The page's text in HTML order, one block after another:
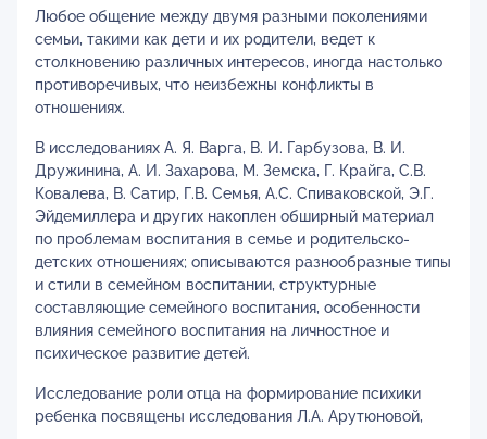
Любое общение между двумя разными поколениями
семьи, такими как дети и их родители, ведет к
столкновению различных интересов, иногда настолько
противоречивых, что неизбежны конфликты в
отношениях.
В исследованиях А. Я. Варга, В. И. Гарбузова, В. И.
Дружинина, А. И. Захарова, М. Земска, Г. Крайга, С.В.
Ковалева, В. Сатир, Г.В. Семья, А.С. Спиваковской, Э.Г.
Эйдемиллера и других накоплен обширный материал
по проблемам воспитания в семье и родительско-
детских отношениях; описываются разнообразные типы
и стили в семейном воспитании, структурные
составляющие семейного воспитания, особенности
влияния семейного воспитания на личностное и
психическое развитие детей.
Исследование роли отца на формирование психики
ребенка посвящены исследования Л.А. Арутюновой,